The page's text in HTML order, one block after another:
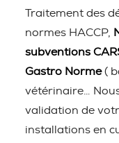
Traitement des
normes HACCP,
subventions
Gastro Norme(
vétérinaire…
validation de
installations en